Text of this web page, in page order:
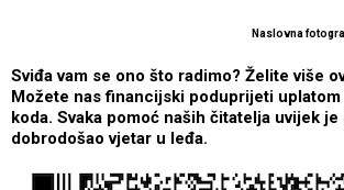
Naslovna
Sviđa vam se ono što radimo? Želite više
Možete nas financijski poduprijeti uplatom
koda. Svaka pomoć naših čitatelja uvijek je
dobrodošao vjetar u leđa.